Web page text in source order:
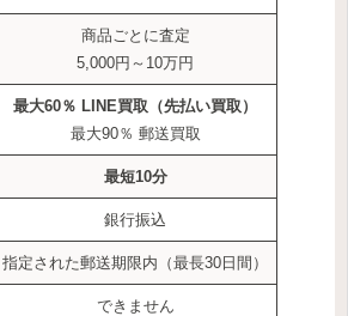
商品ごとに査定
5,000円～10万円
最大60％ LINE買取（先払い買取）
最大90％ 郵送買取
最短10分
銀行振込
指定された郵送期限内（最長30日間）
できません